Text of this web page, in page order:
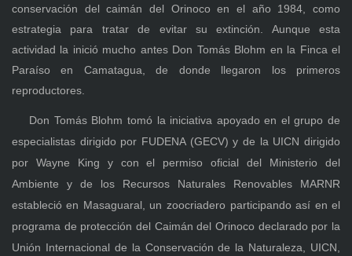
conservación del caimán del Orinoco en el año 1984, como
estrategia para tratar de evitar su extinción. Aunque esta
actividad la inició mucho antes Don Tomás Blohm en la Finca el
Paraíso en Camatagua, de donde llegaron los primeros
reproductores.
Don Tomás Blohm tomó la iniciativa apoyado en el grupo de
especialistas dirigido por FUDENA (GECV) y de la UICN dirigido
por Wayne King y con el permiso oficial del Ministerio del
Ambiente y de los Recursos Naturales Renovables MARNR
estableció en Masaguaral, un zoocriadero participando así en el
programa de protección del Caimán del Orinoco declarado por la
Unión Internacional de la Conservación de la Naturaleza, UICN,